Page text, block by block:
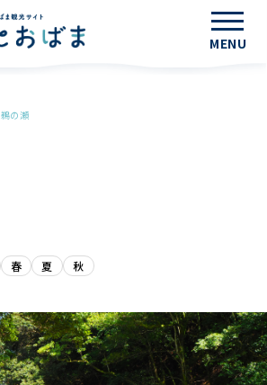
MENU
鵜の瀬
春 夏 秋